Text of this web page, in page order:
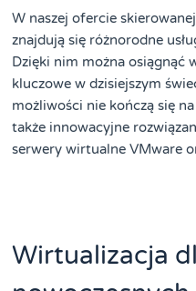
W naszej ofercie
znajdują się różnorodne
Dzięki nim można osiągnąć
kluczowe w dzisiejszym
możliwości nie kończą się
także innowacyjne
serwery wirtualne VMware
Wirtualizacja